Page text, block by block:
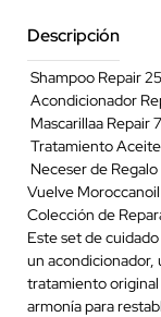
Descripción
Shampoo Repair
Acondicionador
Mascarillaa Repair
Tratamiento
Neceser de Regalo
Vuelve
Colección de
Este set de
un acondicionador,
tratamiento
armonía para